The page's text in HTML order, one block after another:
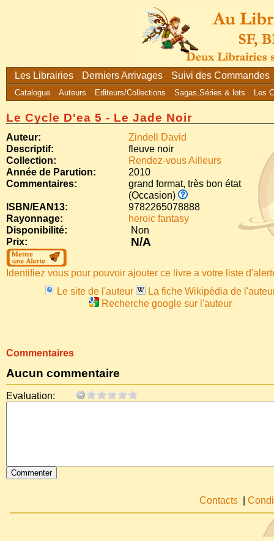
Les Librairies Derniers Arrivages Suivi des Commandes
Catalogue Auteurs Editeurs/Collections Sagas,Séries & lots Les
Le Cycle D'ea 5 - Le Jade Noir
Auteur:
Zindell David
Descriptif:
fleuve noir
Collection:
Rendez-vous Ailleurs
Année de Parution:
2010
Commentaires:
grand format, très bon état
(Occasion)
ISBN/EAN13:
9782265078888
Rayonnage:
heroic fantasy
Disponibilité:
Non
Prix:
N/A
Identifiez vous pour pouvoir ajouter ce livre a votre liste
Le site de l'auteur
La fiche Wikipédia de
Recherche google sur l'auteur
Commentaires
Aucun commentaire
Evaluation:
Contacts |